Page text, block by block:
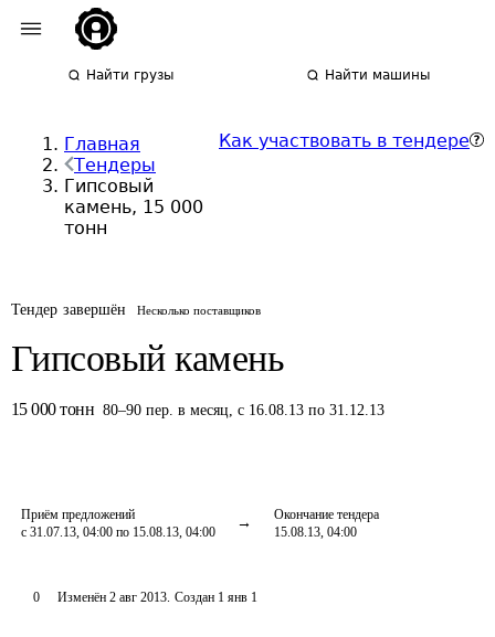
Найти грузы Найти машины
Главная
Тендеры
Гипсовый
камень, 15 000
тонн
Как участвовать в тендере
Тендер завершён Несколько поставщиков
Гипсовый камень
15 000 тонн 80–90 пер. в месяц,с 16.08.13 по 31.12.13
Приём предложений
с 31.07.13, 04:00 по 15.08.13, 04:00
Окончание тендера
15.08.13, 04:00
0 Изменён 2 авг 2013. Создан 1 янв 1